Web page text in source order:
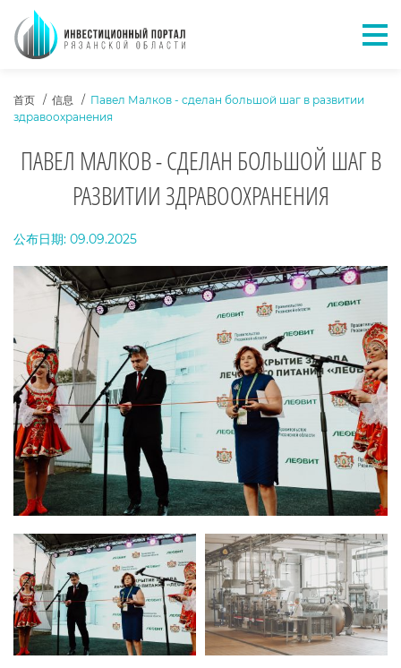
ХЛЕБНЫЕ КРОШКИ
首页 信息
Павел Малков - сделан большой шаг в развитии
здравоохранения
ПАВЕЛ МАЛКОВ - СДЕЛАН БОЛЬШОЙ ШАГ В
РАЗВИТИИ ЗДРАВООХРАНЕНИЯ
ТЕКСТ НОВОСТИ
公布日期: 09.09.2025